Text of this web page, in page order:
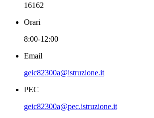
16162
Orari
8:00-12:00
Email
geic82300a@istruzione.it
PEC
geic82300a@pec.istruzione.it